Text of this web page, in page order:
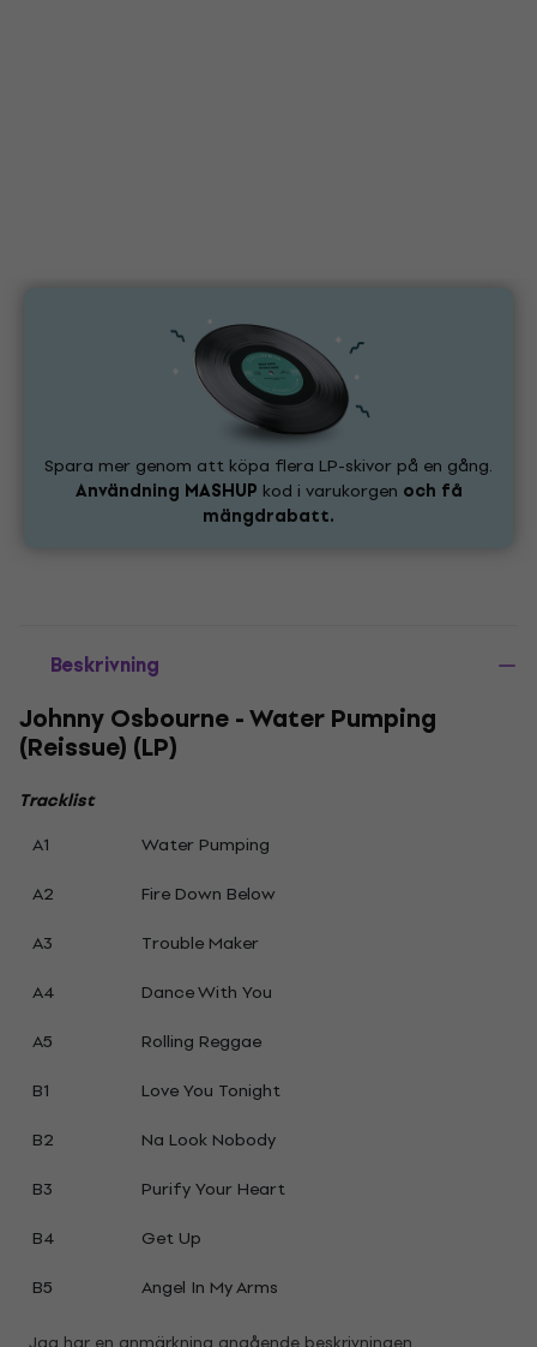
Spara mer genom att köpa flera LP-skivor på en gång.
Användning MASHUP kod i varukorgen och få
mängdrabatt.
Beskrivning
Johnny Osbourne - Water Pumping
(Reissue) (LP)
Tracklist
A1
Water Pumping
A2
Fire Down Below
A3
Trouble Maker
A4
Dance With You
A5
Rolling Reggae
B1
Love You Tonight
B2
Na Look Nobody
B3
Purify Your Heart
B4
Get Up
B5
Angel In My Arms